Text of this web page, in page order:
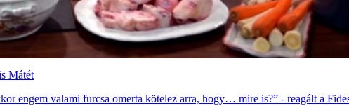
Mátét
engem valami furcsa omerta kötelez arra, hogy… mire is?” - reagált a